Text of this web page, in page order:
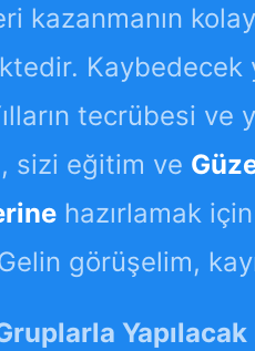
kazanmanın kolay
Kaybedecek
tecrübesi ve
sizi eğitim ve
hazırlamak
görüşelim,